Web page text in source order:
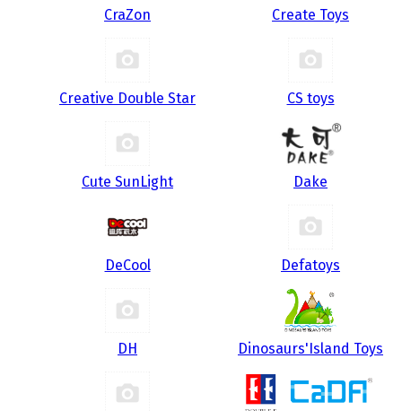
CraZon Create Toys
Creative Double Star CS toys
Cute SunLight Dake
DeCool Defatoys
DH Dinosaurs'Island Toys